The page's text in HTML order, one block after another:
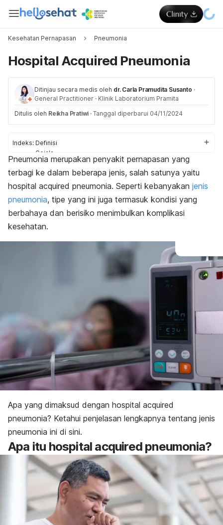
Kesehatan Pernapasan Pneumonia
Hospital Acquired Pneumonia
Ditinjau secara medis oleh dr. Carla Pramudita Susanto ·
General Practitioner · Klinik Laboratorium Pramita
Ditulis oleh Reikha Pratiwi · Tanggal diperbarui 04/11/2024
Indeks: Definisi
Gejala
Diagnosis
Pengobatan
Pencegahan
Pneumonia merupakan penyakit pernapasan yang
terbagi ke dalam beberapa jenis, salah satunya yaitu
hospital acquired pneumonia. Seperti kebanyakan jenis
pneumonia, tipe yang ini juga termasuk kondisi yang
berbahaya dan berisiko menimbulkan komplikasi
kesehatan.
Apa yang dimaksud dengan hospital acquired
pneumonia? Ketahui penjelasan lengkapnya tentang jenis
pneumonia ini di sini.
Apa itu hospital acquired pneumonia?